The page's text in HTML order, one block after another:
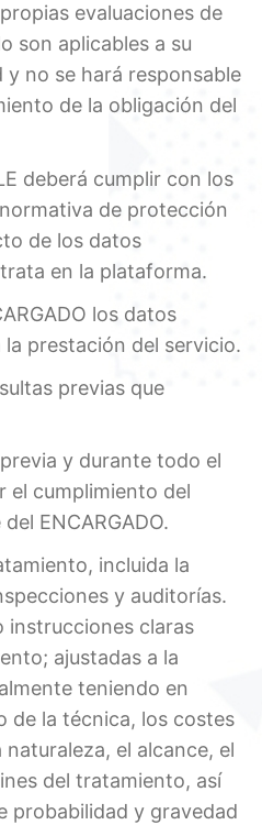
evaluaciones de
son aplicables a su
no se hará responsable
de la obligación del
deberá cumplir con los
de protección
de los datos
en la plataforma.
los datos
la prestación del servicio.
previas que
y durante todo el
el cumplimiento del
ENCARGADO.
incluida la
y auditorías.
instrucciones claras
ajustadas a la
teniendo en
de la técnica, los costes
naturaleza, el alcance, el
del tratamiento, así
probabilidad y gravedad